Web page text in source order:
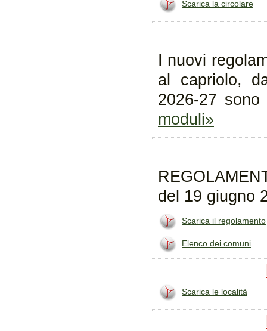
Scarica la circolare
I nuovi
al capriolo,
2026-27
moduli»
del 19 giugno
Scarica il regolamento
Elenco dei comuni
Scarica le località